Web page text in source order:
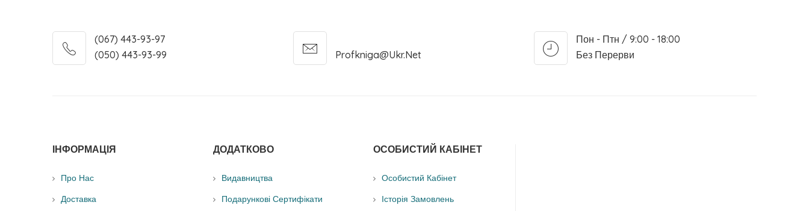
(067) 443-93-97
(050) 443-93-99
Profkniga@ukr.net
Пон - Птн / 9:00 - 18:00
Без Перерви
ІНФОРМАЦІЯ
Про Нас
Доставка
ДОДАТКОВО
Видавництва
Подарункові Сертифікати
ОСОБИСТИЙ КАБІНЕТ
Особистий Кабінет
Історія Замовлень